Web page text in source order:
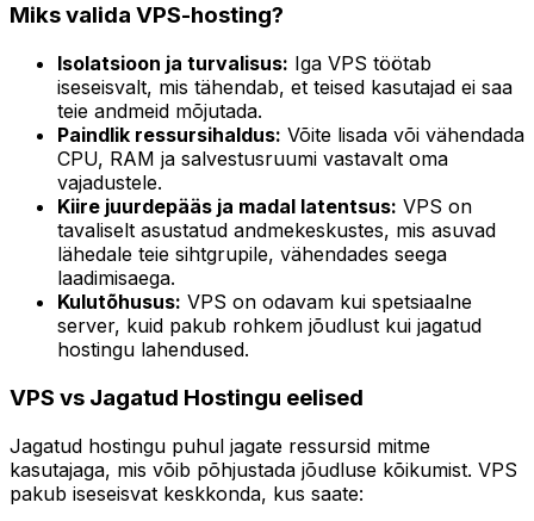
Miks valida VPS-hosting?
Isolatsioon ja turvalisus: Iga VPS töötab
iseseisvalt, mis tähendab, et teised kasutajad ei saa
teie andmeid mõjutada.
Paindlik ressursihaldus: Võite lisada või vähendada
CPU, RAM ja salvestusruumi vastavalt oma
vajadustele.
Kiire juurdepääs ja madal latentsus: VPS on
tavaliselt asustatud andmekeskustes, mis asuvad
lähedale teie sihtgrupile, vähendades seega
laadimisaega.
Kulutõhusus: VPS on odavam kui spetsiaalne
server, kuid pakub rohkem jõudlust kui jagatud
hostingu lahendused.
VPS vs Jagatud Hostingu eelised
Jagatud hostingu puhul jagate ressursid mitme
kasutajaga, mis võib põhjustada jõudluse kõikumist. VPS
pakub iseseisvat keskkonda, kus saate: